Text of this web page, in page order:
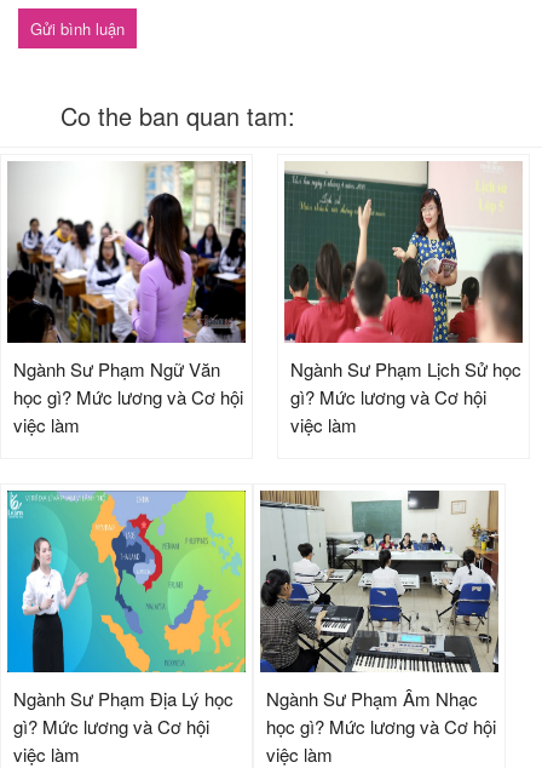
Co the ban quan tam:
Ngành Sư Phạm Ngữ Văn
học gì? Mức lương và Cơ hội
việc làm
Ngành Sư Phạm Lịch Sử học
gì? Mức lương và Cơ hội
việc làm
Ngành Sư Phạm Địa Lý học
gì? Mức lương và Cơ hội
việc làm
Ngành Sư Phạm Âm Nhạc
học gì? Mức lương và Cơ hội
việc làm